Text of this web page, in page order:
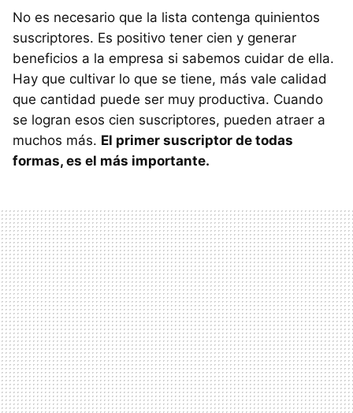
No es necesario que la lista contenga quinientos
suscriptores. Es positivo tener cien y generar
beneficios a la empresa si sabemos cuidar de ella.
Hay que cultivar lo que se tiene, más vale calidad
que cantidad puede ser muy productiva. Cuando
se logran esos cien suscriptores, pueden atraer a
muchos más. El primer suscriptor de todas
formas, es el más importante.